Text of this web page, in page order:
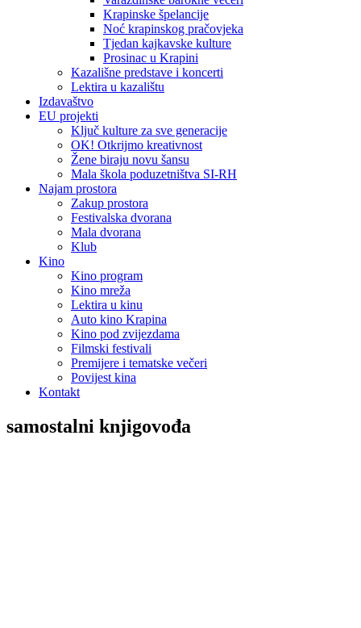
Krapinske špelancije
Noć krapinskog pračovjeka
Tjedan kajkavske kulture
Prosinac u Krapini
Kazališne predstave i koncerti
Lektira u kazalištu
Izdavaštvo
EU projekti
Ključ kulture za sve generacije
OK! Otkrijmo kreativnost
Žene biraju novu šansu
Mala škola poduzetništva SI-RH
Najam prostora
Zakup prostora
Festivalska dvorana
Mala dvorana
Klub
Kino
Kino program
Kino mreža
Lektira u kinu
Auto kino Krapina
Kino pod zvijezdama
Filmski festivali
Premijere i tematske večeri
Povijest kina
Kontakt
samostalni knjigovođa